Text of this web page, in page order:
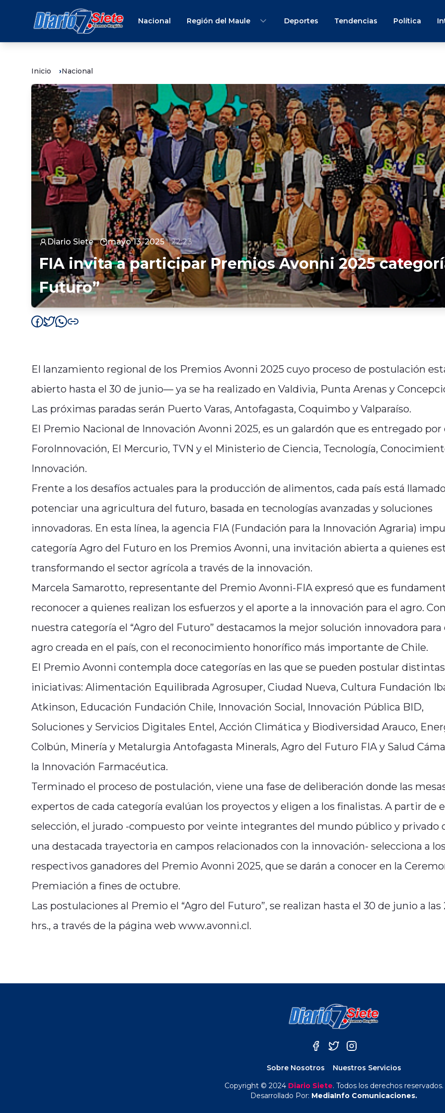
Nacional Región del Maule Deportes Tendencias Política
Inicio Nacional
Diario Siete mayo 13, 2025 22:23
FIA invita a participar Premios Avonni 2025
Futuro”
El lanzamiento regional de los Premios Avonni 2025 cuyo proceso de postulación
abierto hasta el 30 de junio— ya se ha realizado en Valdivia, Punta Arenas y
Las próximas paradas serán Puerto Varas, Antofagasta, Coquimbo y Valparaíso.
El Premio Nacional de Innovación Avonni 2025, es un galardón que es entregado por
ForoInnovación, El Mercurio, TVN y el Ministerio de Ciencia, Tecnología,
Innovación.
Frente a los desafíos actuales para la producción de alimentos, cada país está
potenciar una agricultura del futuro, basada en tecnologías avanzadas y soluciones
innovadoras. En esta línea, la agencia FIA (Fundación para la Innovación Agraria)
categoría Agro del Futuro en los Premios Avonni, una invitación abierta a quienes
transformando el sector agrícola a través de la innovación.
Marcela Samarotto, representante del Premio Avonni-FIA expresó que es
reconocer a quienes realizan los esfuerzos y el aporte a la innovación para el agro. Con
nuestra categoría el “Agro del Futuro” destacamos la mejor solución innovadora para
agro creada en el país, con el reconocimiento honorífico más importante de Chile.
El Premio Avonni contempla doce categorías en las que se pueden postular distintas
iniciativas: Alimentación Equilibrada Agrosuper, Ciudad Nueva, Cultura Fundación
Atkinson, Educación Fundación Chile, Innovación Social, Innovación Pública BID,
Soluciones y Servicios Digitales Entel, Acción Climática y Biodiversidad Arauco,
Colbún, Minería y Metalurgia Antofagasta Minerals, Agro del Futuro FIA y Salud
la Innovación Farmacéutica.
Terminado el proceso de postulación, viene una fase de deliberación donde las
expertos de cada categoría evalúan los proyectos y eligen a los finalistas. A partir de
selección, el jurado -compuesto por veinte integrantes del mundo público y privado
una destacada trayectoria en campos relacionados con la innovación- selecciona a los
respectivos ganadores del Premio Avonni 2025, que se darán a conocer en la
Premiación a fines de octubre.
Las postulaciones al Premio el “Agro del Futuro”, se realizan hasta el 30 de junio a las
hrs., a través de la página web www.avonni.cl.
Sobre Nosotros
Nuestros Servicios
Copyright © 2024 Diario Siete. Todos los derechos reservados.
Desarrollado Por: MediaInfo Comunicaciones.